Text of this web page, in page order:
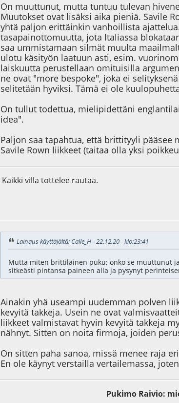
On muuttunut, mutta tuntuu tulevan
Muutokset ovat lisäksi aika pieniä. Savile
yhtä paljon erittäinkin vanhoillista
tasapainottomuutta, jota Italiassa
saa ummistamaan silmät muulta
ulotu käsityön laatuun asti, esim.
laiskuutta perustellaan omituisilla
ne ovat "more bespoke", joka ei
selitetään hyviksi. Tämä ei ole
On tullut todettua, mielipidettäni
idea".
Paljon saa tapahtua, että brittityyli pääsee
Savile Rown liikkeet (taitaa olla yksi
Kaikki villa tottelee rautaa.
Lainaus käyttäjältä: Calle_H - 22.12.20 - klo:23:41
Mutta miten brittiläinen puku; onko se muuttunut
sitkeästi pintansa paineen alla ja pysynyt
Ainakin yhä useampi uudemman polven
kevyitä takkeja. Usein ne ovat
liikkeet valmistavat hyvin kevyitä takkeja
nähnyt. Sitten on noita firmoja, joiden
On sitten paha sanoa, missä menee raja
En ole käynyt verstailla vertailemassa,
Pukimo Raivio: